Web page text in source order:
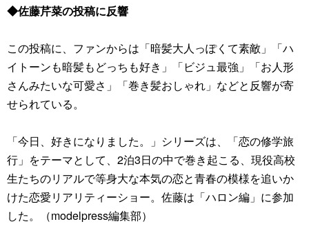
◆佐藤芹菜の投稿に反響
この投稿に、ファンからは「暗髪大人っぽくて素敵」「ハ
イトーンも暗髪もどっちも好き」「ビジュ最強」「お人形
さんみたいな可愛さ」「巻き髪おしゃれ」などと反響が寄
せられている。
「今日、好きになりました。」シリーズは、「恋の修学旅
行」をテーマとして、2泊3日の中で巻き起こる、現役高校
生たちのリアルで等身大な本気の恋と青春の模様を追いか
けた恋愛リアリティーショー。佐藤は「ハロン編」に参加
した。（modelpress編集部）